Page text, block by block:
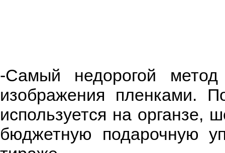
-Самый недорогой
изображения пленками.
используется на органзе,
бюджетную подарочную